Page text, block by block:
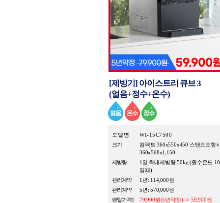
[제빙기] 아이스트리 큐브 3
(얼음+정수+온수)
모 델 명
WI-15C7500
크기
컴팩트 360x550x450 스탠드포함
360x568x1,150
제빙량
1일 최대제빙량 50kg (원수온도
일때)
관리계약
1년: 114,000원
관리계약
5년: 570,000원
렌탈가격1
79,900원(5년약정) ⇒ 59,900원